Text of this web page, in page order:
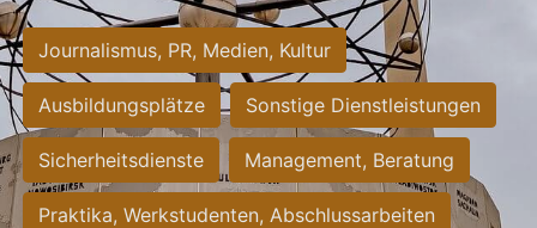
Journalismus, PR, Medien, Kultur
Ausbildungsplätze Sonstige Dienstleistungen
Sicherheitsdienste Management, Beratung
Praktika, Werkstudenten, Abschlussarbeiten